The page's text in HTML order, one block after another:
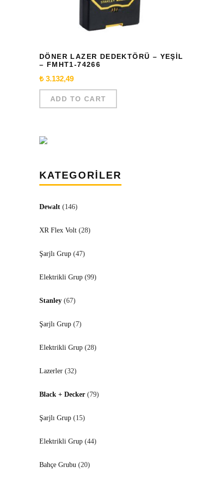
DÖNER LAZER DEDEKTÖRÜ – YEŞİL
– FMHT1-74266
₺ 3.132,49
ADD TO CART
KATEGORİLER
Dewalt (146)
XR Flex Volt (28)
Şarjlı Grup (47)
Elektrikli Grup (99)
Stanley (67)
Şarjlı Grup (7)
Elektrikli Grup (28)
Lazerler (32)
Black + Decker (79)
Şarjlı Grup (15)
Elektrikli Grup (44)
Bahçe Grubu (20)